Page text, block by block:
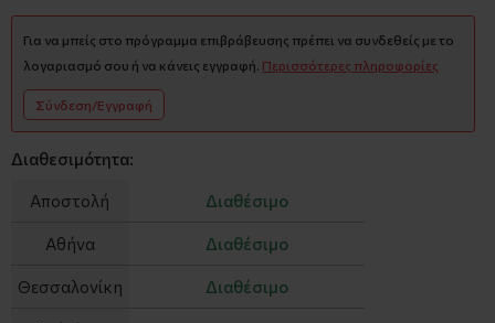
Για να μπείς στο πρόγραμμα επιβράβευσης πρέπει να συνδεθείς με το
λογαριασμό σου ή να κάνεις εγγραφή. Περισσότερες πληροφορίες
Σύνδεση/Εγγραφή
Διαθεσιμότητα:
Αποστολή Διαθέσιμο
Αθήνα Διαθέσιμο
Θεσσαλονίκη Διαθέσιμο